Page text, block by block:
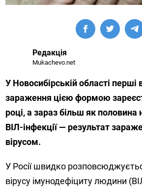
Редакція
Mukachevo.net
У Новосибірській області перші
зараження цією формою
році, а зараз більш як половина
ВІЛ-інфекції — результат
вірусом.
У Росії швидко
вірусу імунодефіциту людини